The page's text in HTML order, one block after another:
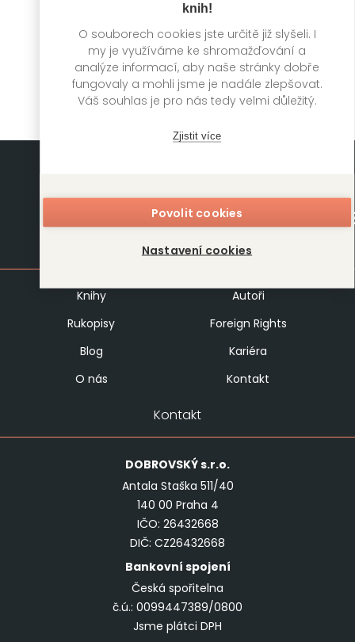
knih!
O souborech cookies jste určitě již slyšeli. I
my je využíváme ke shromažďování a
analýze informací, aby naše stránky dobře
fungovaly a mohli jsme je nadále zlepšovat.
Váš souhlas je pro nás tedy velmi důležitý.
Zjistit více
Povolit cookies
Nastavení cookies
Paige Shelton
Mapa stránek
Knihy
Autoři
Rukopisy
Foreign Rights
Blog
Kariéra
O nás
Kontakt
Kontakt
DOBROVSKÝs.r.o.
Antala Staška 511/40
140 00 Praha 4
IČO: 26432668
DIČ: CZ26432668
Bankovní spojení
Česká spořitelna
č.ú.: 0099447389/0800
Jsme plátci DPH